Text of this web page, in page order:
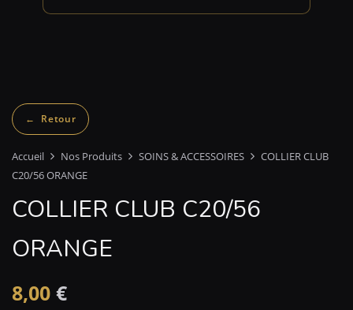
Accueil Nos Produits SOINS & ACCESSOIRES
COLLIER CLUB
C20/56 ORANGE
COLLIER CLUB C20/56
ORANGE
8,00 €